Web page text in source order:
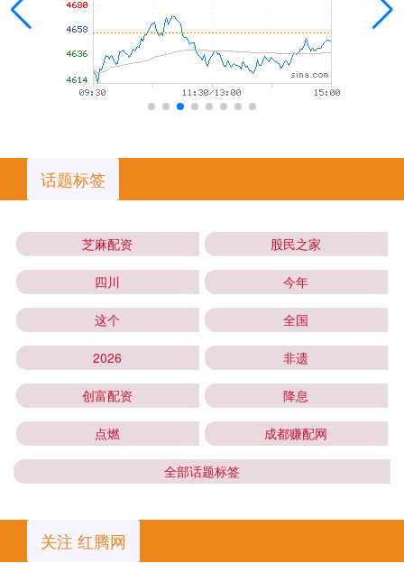
话题标签
芝麻配资 股民之家
四川 今年
这个 全国
2026 非遗
创富配资 降息
点燃 成都赚配网
全部话题标签
关注 红腾网